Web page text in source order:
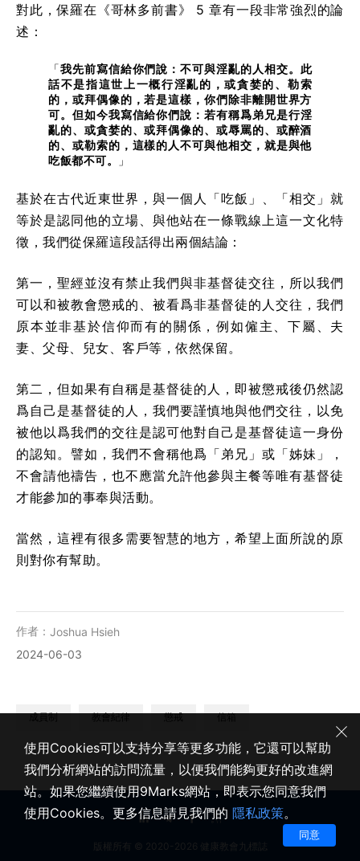
對此，保羅在《哥林多前書》 5 章有一段非常強烈的論
述：
「我先前寫信給你們說：不可與淫亂的人相交。 此
話不是指這世上一概行淫亂的，或貪婪的、勒索
的，或拜偶像的，若是這樣，你們除非離開世界方
可。 但如今我寫信給你們說：若有稱爲弟兄是行淫
亂的、或貪婪的、或拜偶像的、或辱罵的、或醉酒
的、或勒索的，這樣的人不可與他相交，就是與他
吃飯都不可。
」
基於在古代近東世界，與一個人「吃飯」、「相交」就
等於是認同他的立場、與他站在一條戰線上這一文化特
徵，我們從保羅這段話得出兩個結論：
第一，聖經並沒有禁止我們與非基督徒交往，所以我們
可以和被教會懲戒的、被看爲非基督徒的人交往，我們
原本並非基於信仰而有的關係，例如僱主、下屬、夫
妻、父母、兒女、客戶等，依然保留。
第二，但如果有自稱是基督徒的人，即被懲戒後仍然認
爲自己是基督徒的人，我們要謹慎地與他們交往，以免
被他以爲我們的交往是認可他對自己是基督徒這一身份
的認知。譬如，我們不會稱他爲「弟兄」或「姊妹」，
不會請他禱告，也不應當允許他參與主餐等唯有基督徒
才能參加的事奉與活動。
當然，這裡有很多需要智慧的地方，希望上面所說的原
則對你有幫助。
作者： Joshua Hsieh
2024-06-03
成員制 教會紀律 懲戒 信箱
版權所有 © 2020-2026 健康教會九標誌
使用Cookies可以支持分享等更多功能，它還可以幫助
我們分析網站的訪問流量，以便我們能夠更好的改進網
站。如果您繼續使用9Marks網站，即表示您同意我們
使用Cookies。更多信息請見我們的 隱私政策。
同意